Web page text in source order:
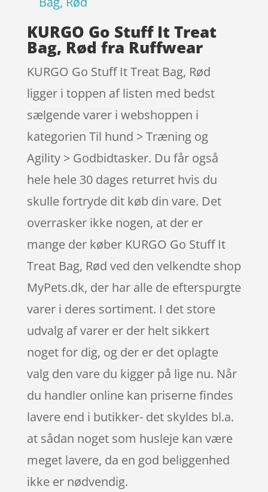
KURGO Go Stuff It Treat
Bag, Rød fra Ruffwear
KURGO Go Stuff It Treat Bag, Rød
ligger i toppen af listen med bedst
sælgende varer i webshoppen i
kategorien Til hund > Træning og
Agility > Godbidtasker. Du får også
hele hele 30 dages returret hvis du
skulle fortryde dit køb din vare. Det
overrasker ikke nogen, at der er
mange der køber KURGO Go Stuff It
Treat Bag, Rød ved den velkendte shop
MyPets.dk, der har alle de efterspurgte
varer i deres sortiment. I det store
udvalg af varer er der helt sikkert
noget for dig, og der er det oplagte
valg den vare du kigger på lige nu. Når
du handler online kan priserne findes
lavere end i butikker- det skyldes bl.a.
at sådan noget som husleje kan være
meget lavere, da en god beliggenhed
ikke er nødvendig.